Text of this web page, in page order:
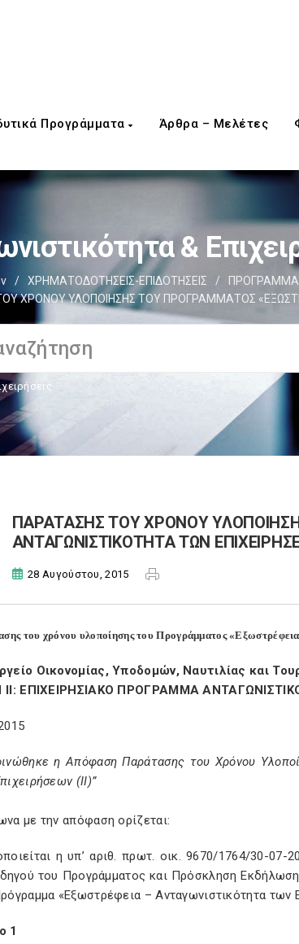
Προγράμματα Άρθρα – Μελέτες
&
/ ΧΡΗΜΑΤΟΔΟΤΗΣΕΙΣ-ΕΠΙΔΟΤΗΣΕΙΣ /
ΧΡΟΝΟΥ ΥΛΟΠΟΙΗΣΗΣ ΤΟΥ ΠΡΟΓΡΑΜΜΑΤΟΣ
ΠΑΡΑΤΑΣΗΣ ΤΟΥ ΧΡΟΝΟΥ
ΑΝΤΑΓΩΝΙΣΤΙΚΟΤΗΤΑ ΤΩΝ
28 Αυγούστου, 2015
του χρόνου υλοποίησης του Προγράμματος
Οικονομίας, Υποδομών, Ναυτιλίας και
ΙΙ: ΕΠΙΧΕΙΡΗΣΙΑΚΟ ΠΡΟΓΡΑΜΜΑ
η Απόφαση Παράτασης του Χρόνου
(ΙΙ)”
με την απόφαση ορίζεται:
η υπ’ αριθ. πρωτ. οικ. 9670/1764/30-
του Προγράμματος και Πρόσκληση
«Εξωστρέφεια – Ανταγωνιστικότητα των
1